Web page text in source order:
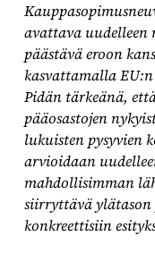
avattava
päästävä eroon
kasvattamalla
Pidän tärkeänä,
pääosastojen
lukuisten pysyvien
arvioidaan
mahdollisimman
siirryttävä
konkreettisiin